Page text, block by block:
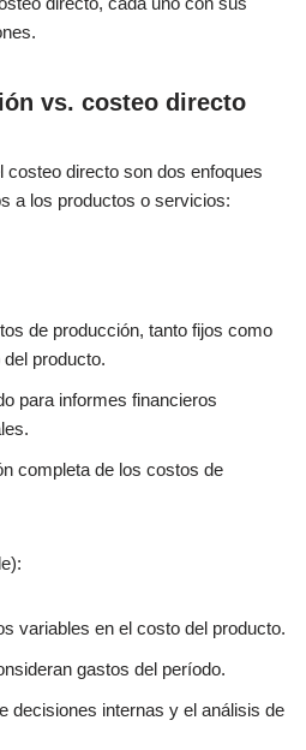
vs. costeo directo
costeo directo son dos enfoques
a los productos o servicios:
de producción, tanto fijos como
producto.
para informes financieros
completa de los costos de
variables en el costo del producto.
gastos del período.
decisiones internas y el análisis de